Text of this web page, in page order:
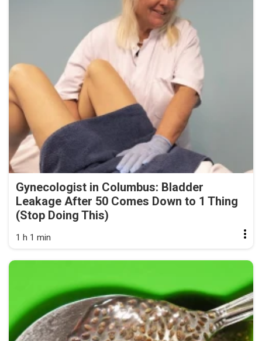
Gynecologist in Columbus: Bladder
Leakage After 50 Comes Down to 1 Thing
(Stop Doing This)
1 h 1 min